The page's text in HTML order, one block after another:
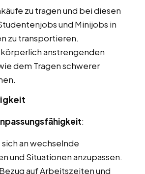
zu tragen und bei diesen
und Minijobs in
zu transportieren.
körperlich anstrengenden
dem Tragen schwerer
:
an wechselnde
und Situationen anzupassen.
auf Arbeitszeiten und